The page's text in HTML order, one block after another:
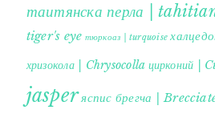
таитянска перла |
tiger's eye тюркоаз | turquoise
хризокола | Chrysocolla цирконий |
jasperяспис брегча |